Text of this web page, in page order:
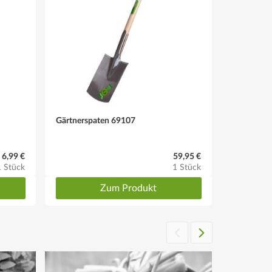
6,99 €
Stück
Gärtnerspaten 69107
59,95 €
1 Stück
Zum Produkt